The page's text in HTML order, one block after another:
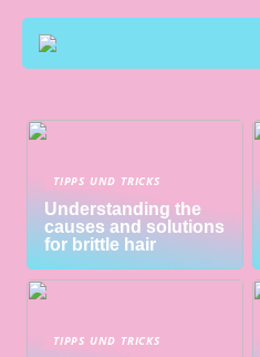
TIPPS UND TRICKS
Understanding the
causes and solutions
for brittle hair
TIPPS UND TRICKS